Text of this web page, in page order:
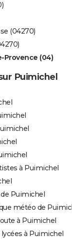
(04270)
Provence (04)
Puimichel
à Puimichel
Puimichel
météo de
à Puimichel
à Puimichel